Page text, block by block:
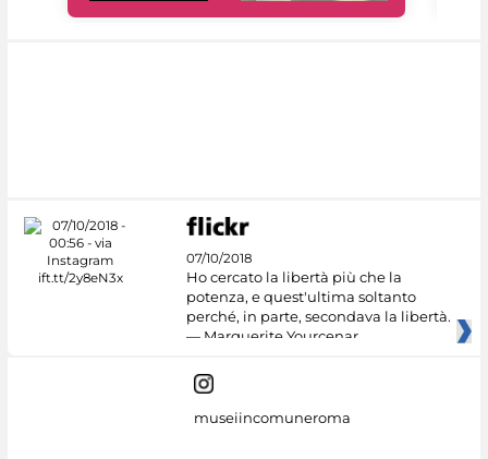
07/10/2018
Ho cercato la libertà più che la
potenza, e quest'ultima soltanto
perché, in parte, secondava la libertà.
— Marguerite Yourcenar
museiincomuneroma